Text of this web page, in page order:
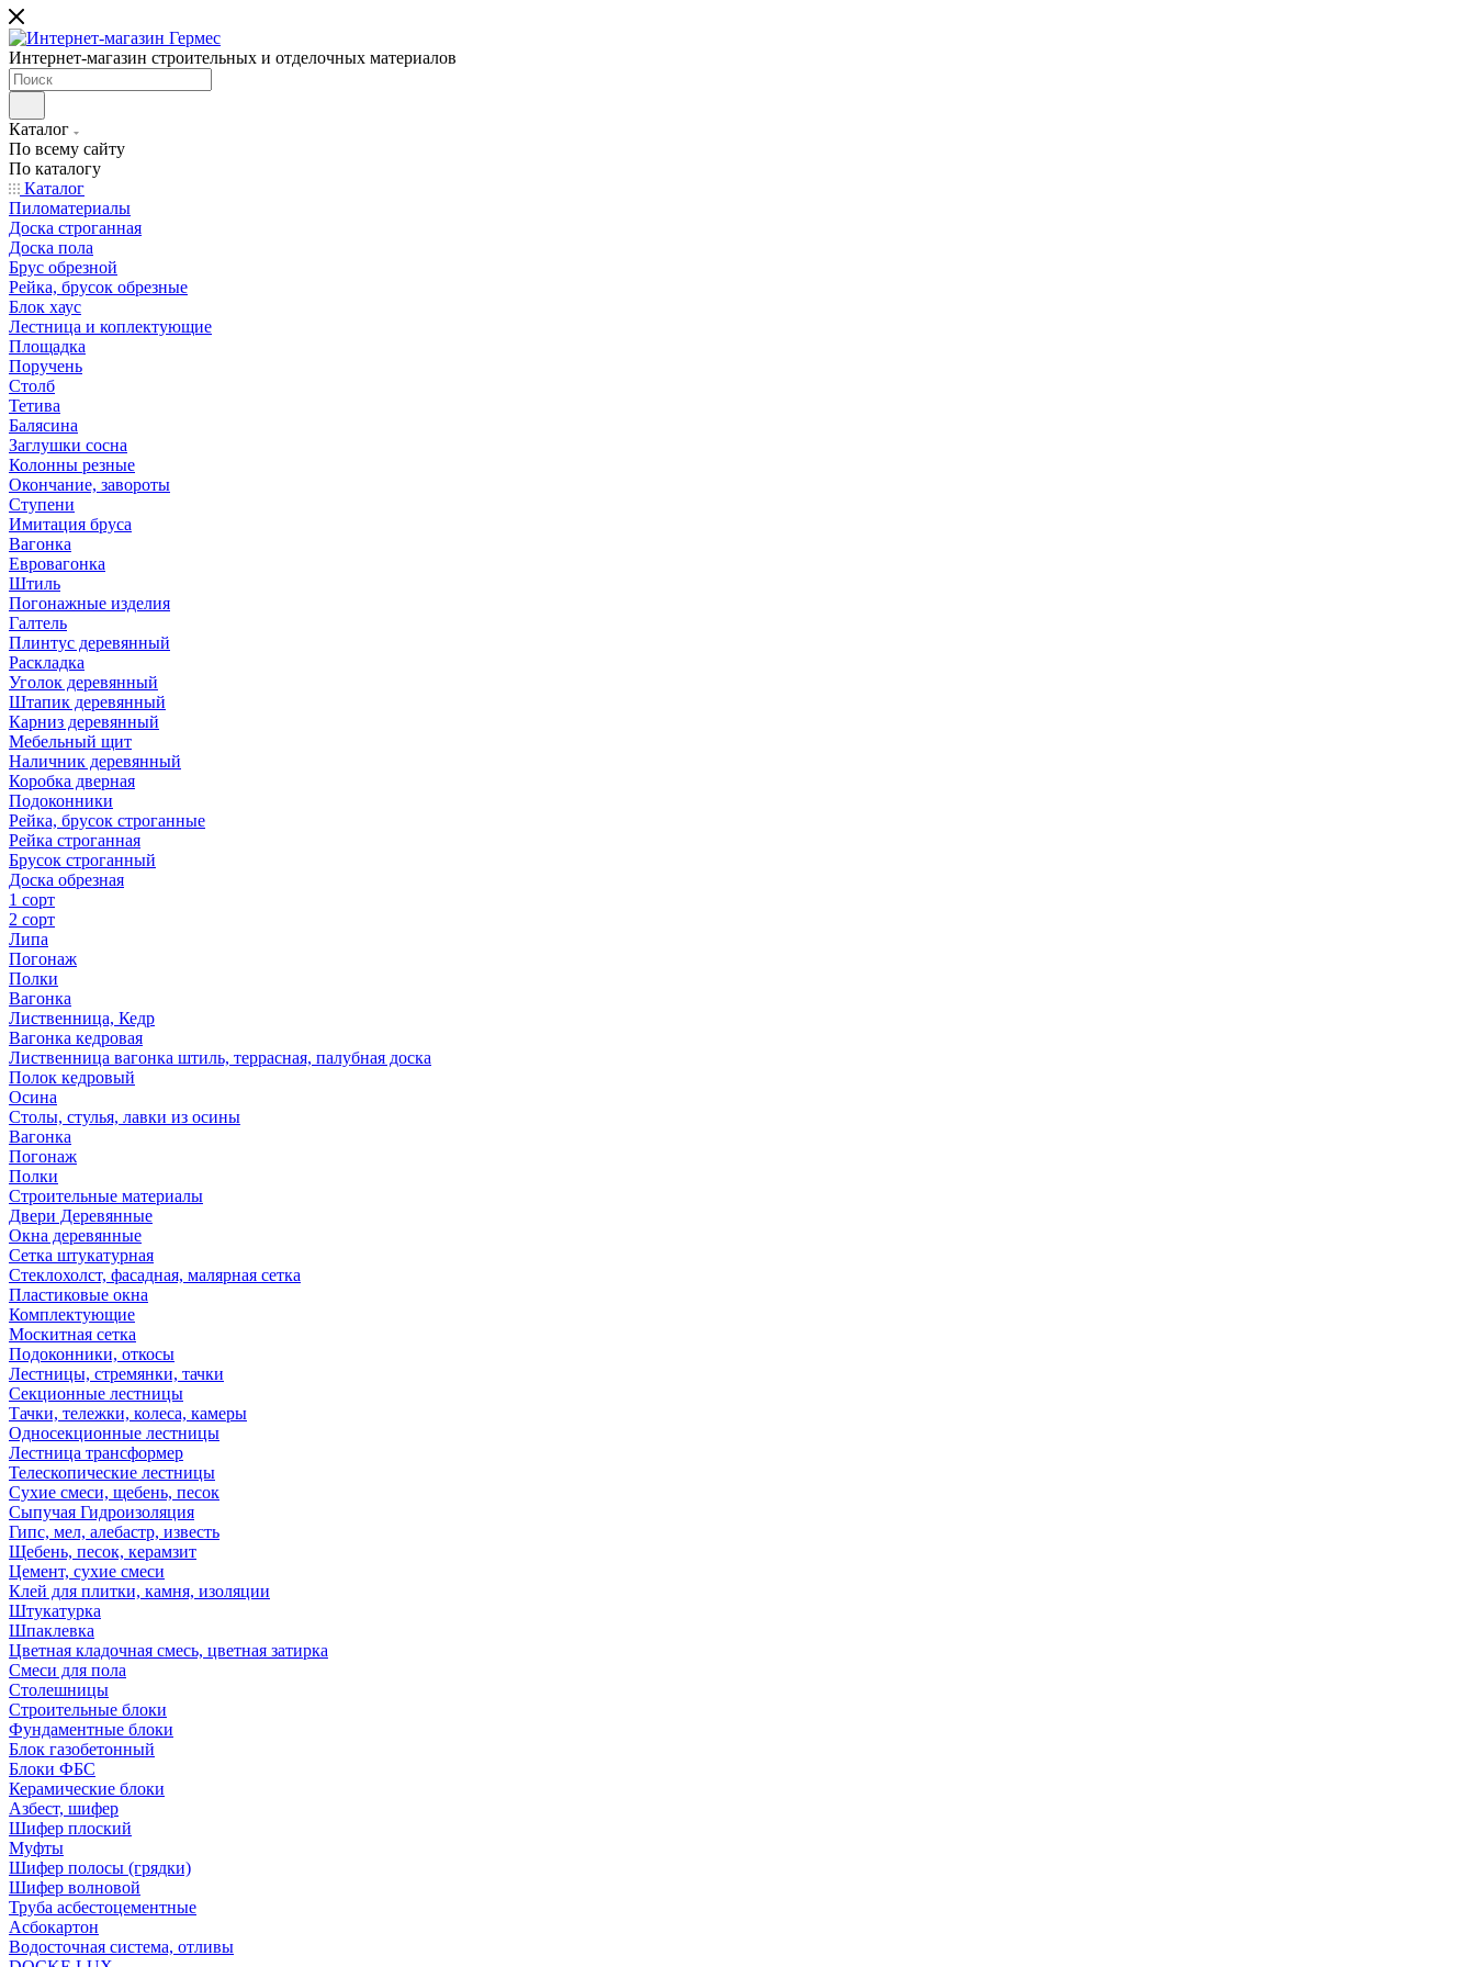
Интернет-магазин строительных и отделочных материалов
Каталог
По всему сайту
По каталогу
Каталог
Пиломатериалы
Доска строганная
Доска пола
Брус обрезной
Рейка, брусок обрезные
Блок хаус
Лестница и коплектующие
Площадка
Поручень
Столб
Тетива
Балясина
Заглушки сосна
Колонны резные
Окончание, завороты
Ступени
Имитация бруса
Вагонка
Евровагонка
Штиль
Погонажные изделия
Галтель
Плинтус деревянный
Раскладка
Уголок деревянный
Штапик деревянный
Карниз деревянный
Мебельный щит
Наличник деревянный
Коробка дверная
Подоконники
Рейка, брусок строганные
Рейка строганная
Брусок строганный
Доска обрезная
1 сорт
2 сорт
Липа
Погонаж
Полки
Вагонка
Лиственница, Кедр
Вагонка кедровая
Лиственница вагонка штиль, террасная, палубная доска
Полок кедровый
Осина
Столы, стулья, лавки из осины
Вагонка
Погонаж
Полки
Строительные материалы
Двери Деревянные
Окна деревянные
Сетка штукатурная
Стеклохолст, фасадная, малярная сетка
Пластиковые окна
Комплектующие
Москитная сетка
Подоконники, откосы
Лестницы, стремянки, тачки
Секционные лестницы
Тачки, тележки, колеса, камеры
Односекционные лестницы
Лестница трансформер
Телескопические лестницы
Сухие смеси, щебень, песок
Сыпучая Гидроизоляция
Гипс, мел, алебастр, известь
Щебень, песок, керамзит
Цемент, сухие смеси
Клей для плитки, камня, изоляции
Штукатурка
Шпаклевка
Цветная кладочная смесь, цветная затирка
Смеси для пола
Столешницы
Строительные блоки
Фундаментные блоки
Блок газобетонный
Блоки ФБС
Керамические блоки
Азбест, шифер
Шифер плоский
Муфты
Шифер полосы (грядки)
Шифер волновой
Труба асбестоцементные
Асбокартон
Водосточная система, отливы